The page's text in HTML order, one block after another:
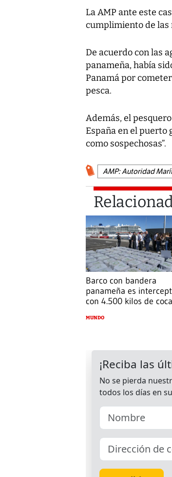
La AMP ante este
cumplimiento de
De acuerdo con las
panameña, había
Panamá por
pesca.
Además, el
España en el puerto
como sospechosas”.
AMP: Autoridad
Barco con bandera
panameña es
con 4.500 kilos de
MUNDO